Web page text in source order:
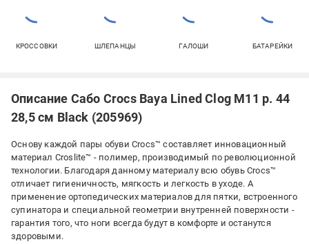
КРОССОВКИ ШЛЕПАНЦЫ ГАЛОШИ БАТАРЕЙКИ
Описание Сабо Crocs Baya Lined Clog M11 р. 44
28,5 см Black (205969)
Основу каждой пары обуви Crocs™ составляет инновационный
материал Croslite™ - полимер, производимый по революционной
технологии. Благодаря данному материалу всю обувь Crocs™
отличает гигиеничность, мягкость и легкость в уходе. А
применение ортопедических материалов для пятки, встроенного
супинатора и специальной геометрии внутренней поверхности -
гарантия того, что ноги всегда будут в комфорте и останутся
здоровыми.